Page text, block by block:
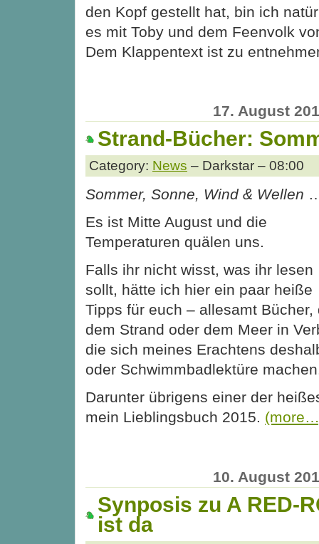
den Kopf gestellt hat, bin ich
es mit Toby und dem Feenvolk
Dem Klappentext ist zu
17. August
Strand-Bücher:
Category: News – Darkstar – 08:00
Sommer, Sonne, Wind & Wellen
Es ist Mitte August und die
Temperaturen quälen uns.
Falls ihr nicht wisst, was ihr lesen
sollt, hätte ich hier ein paar heiße
Tipps für euch – allesamt
dem Strand oder dem Meer in
die sich meines Erachtens
oder Schwimmbadlektüre
Darunter übrigens einer der
mein Lieblingsbuch 2015.
10. August
Synposis zu A RED-
ist da